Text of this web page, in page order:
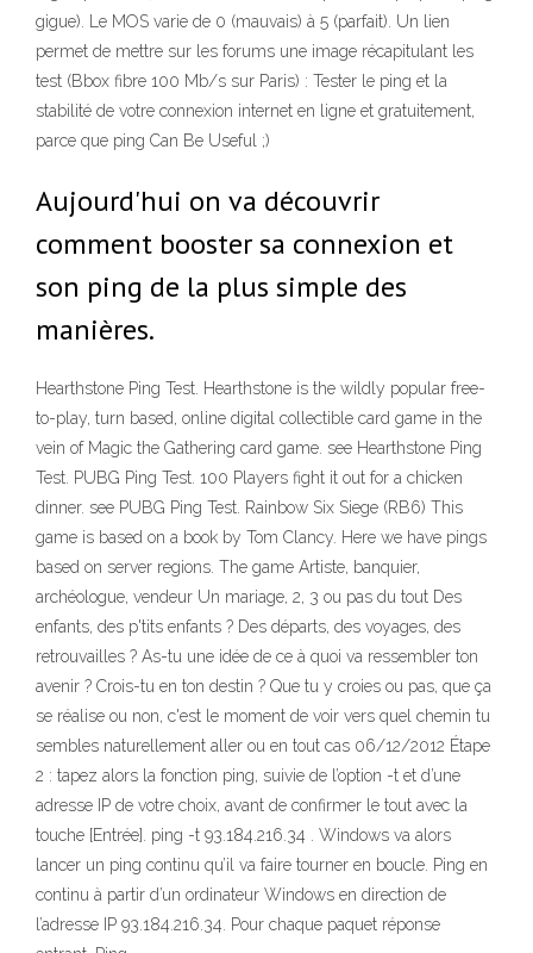
gigue). Le MOS varie de 0 (mauvais) à 5 (parfait). Un lien
permet de mettre sur les forums une image récapitulant les
test (Bbox fibre 100 Mb/s sur Paris) : Tester le ping et la
stabilité de votre connexion internet en ligne et gratuitement,
parce que ping Can Be Useful ;)
Aujourd'hui on va découvrir
comment booster sa connexion et
son ping de la plus simple des
manières.
Hearthstone Ping Test. Hearthstone is the wildly popular free-
to-play, turn based, online digital collectible card game in the
vein of Magic the Gathering card game. see Hearthstone Ping
Test. PUBG Ping Test. 100 Players fight it out for a chicken
dinner. see PUBG Ping Test. Rainbow Six Siege (RB6) This
game is based on a book by Tom Clancy. Here we have pings
based on server regions. The game Artiste, banquier,
archéologue, vendeur Un mariage, 2, 3 ou pas du tout Des
enfants, des p'tits enfants ? Des départs, des voyages, des
retrouvailles ? As-tu une idée de ce à quoi va ressembler ton
avenir ? Crois-tu en ton destin ? Que tu y croies ou pas, que ça
se réalise ou non, c'est le moment de voir vers quel chemin tu
sembles naturellement aller ou en tout cas 06/12/2012 Étape
2 : tapez alors la fonction ping, suivie de l’option -t et d’une
adresse IP de votre choix, avant de confirmer le tout avec la
touche [Entrée]. ping -t 93.184.216.34 . Windows va alors
lancer un ping continu qu’il va faire tourner en boucle. Ping en
continu à partir d’un ordinateur Windows en direction de
l’adresse IP 93.184.216.34. Pour chaque paquet réponse